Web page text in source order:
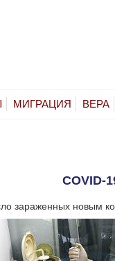
МИГРАЦИЯ ВЕРА
зараженных новым